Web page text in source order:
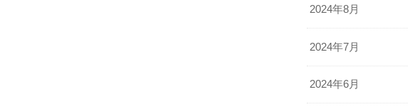
2024年8月
2024年7月
2024年6月